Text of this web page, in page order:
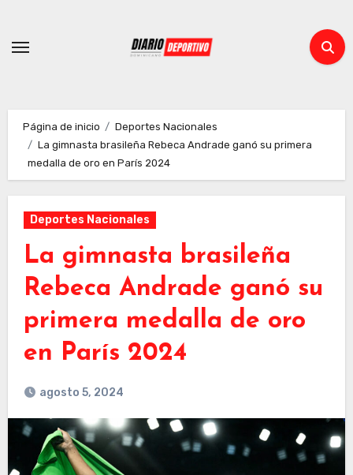
contenido
Página de inicio
Deportes Nacionales
La gimnasta brasileña Rebeca Andrade ganó su primera
medalla de oro en París 2024
Deportes Nacionales
La gimnasta brasileña
Rebeca Andrade ganó su
primera medalla de oro
en París 2024
agosto 5, 2024